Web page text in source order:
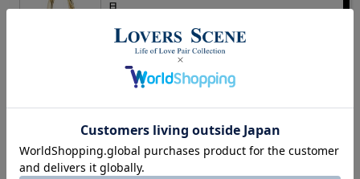
日
幸運をもたらす「馬蹄」「誕生石」を合わせた特別な10
金ネックレス
馬蹄モチーフに誕生石が煌めくイエローゴールドのネックレス。デコルテに品よ
く馴染むようカーブにもこだわったデザインです。
ご褒美や、大切な人への贈り物としてもおすすめのアイテムです。